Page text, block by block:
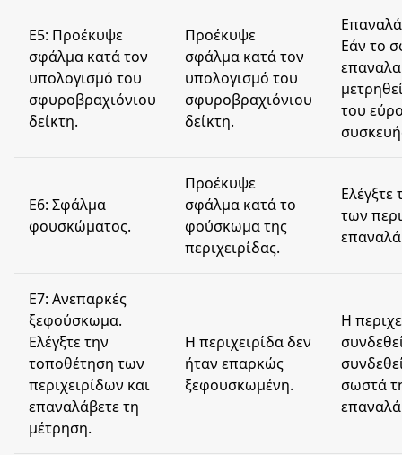
E5: Προέκυψε
σφάλμα κατά τον
υπολογισμό του
σφυροβραχιόνιου
δείκτη.
Προέκυψε
σφάλμα κατά τον
υπολογισμό του
σφυροβραχιόνιου
δείκτη.
Εάν το
του
E6: Σφάλμα
φουσκώματος.
Προέκυψε
σφάλμα κατά το
φούσκωμα της
περιχειρίδας.
των
E7: Ανεπαρκές
ξεφούσκωμα.
Ελέγξτε την
τοποθέτηση των
περιχειρίδων και
επαναλάβετε τη
μέτρηση.
Η περιχειρίδα δεν
ήταν επαρκώς
ξεφουσκωμένη.
Η
σωστά